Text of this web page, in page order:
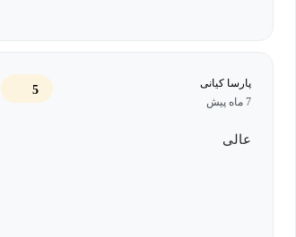
می‌دهد، در زمانی کم، حجم کد زیادی را
پارسا کیانی
7 ماه پیش
5
عالی